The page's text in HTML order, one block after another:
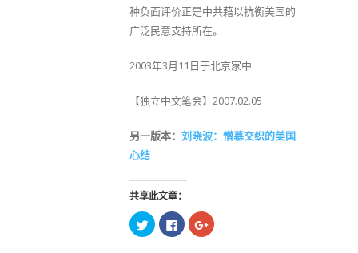
种负面评价正是中共藉以抗衡美国的
广泛民意支持所在。
2003年3月11日于北京家中
【独立中文笔会】2007.02.05
另一版本： 刘晓波：憎慕交织的美国
心结
共享此文章：
点
击
点
击
点
击